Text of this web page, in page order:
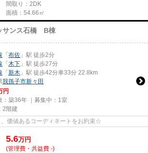
間取り：2DK
面積：54.66㎡
サンス石橋 B棟
「 布佐 」駅 徒歩2分
「 木下 」駅 徒歩27分
「 新木 」駅 徒歩42分車33分 22.8km
我孫子市新々田
円
：築36年 ｜募集中： 1室
2階建
価値あるコーディネートをお約束☆
5.6万円
(管理費・共益費 -)